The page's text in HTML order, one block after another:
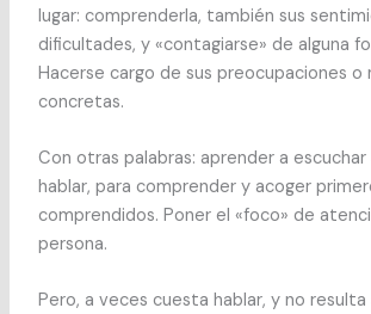
lugar: comprenderla, también sus
dificultades, y «contagiarse» de alguna
Hacerse cargo de sus preocupaciones o
concretas.
Con otras palabras: aprender a
hablar, para comprender y acoger
comprendidos. Poner el «foco» de
persona.
Pero, a veces cuesta hablar, y no resulta